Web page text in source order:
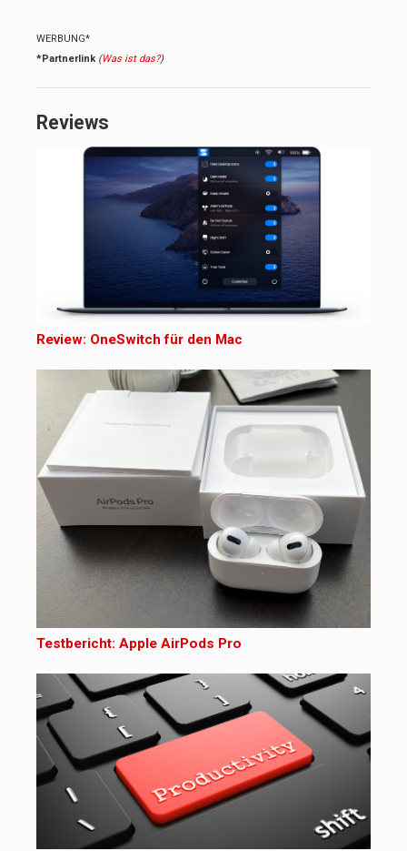
WERBUNG*
*Partnerlink (Was ist das?)
Reviews
Review: OneSwitch für den Mac
Testbericht: Apple AirPods Pro